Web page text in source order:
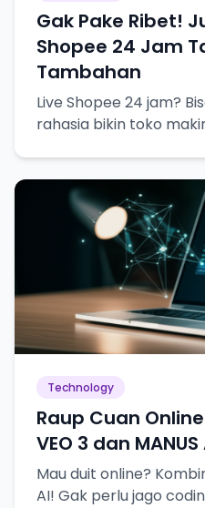
Gak Pake Ribet!
Shopee 24 Jam
Tambahan
Live Shopee 24 jam?
rahasia bikin toko
Technology
Raup Cuan
VEO 3 dan
Mau duit online?
AI! Gak perlu jago